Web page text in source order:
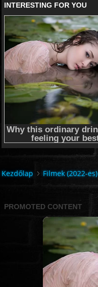
Kezdőlap Filmek (2022-es)